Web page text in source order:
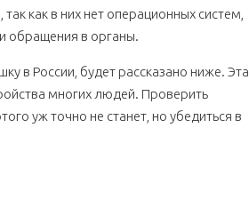
как в них нет операционных систем,
обращения в органы.
в России, будет рассказано ниже. Эта
многих людей. Проверить
уж точно не станет, но убедиться в